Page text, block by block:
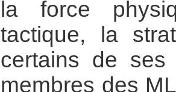
la force
tactique, la
certains de ses
membres des